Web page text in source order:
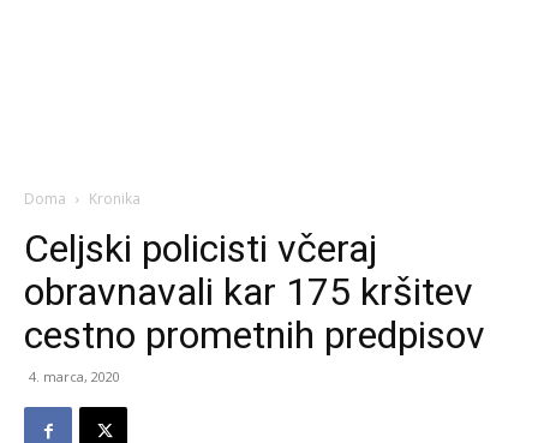
Doma Kronika
Celjski policisti včeraj
obravnavali kar 175 kršitev
cestno prometnih predpisov
4. marca, 2020